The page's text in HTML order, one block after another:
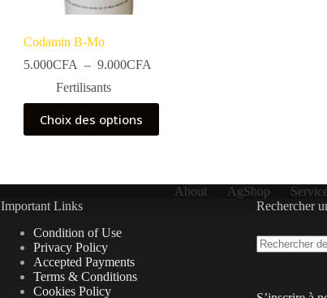
Codamin B-Mo
5.000CFA – 9.000CFA
5.000CFA
9.000CFA
Fertilisants
Choix des options
Ce
produit
a
Les
peuvent
être
choisies
sur
page
About AgShop
Important Links
Condition of Use
Privacy Policy
Accepted Payments
Terms & Conditions
Cookies Policy
Rechercher
pour :